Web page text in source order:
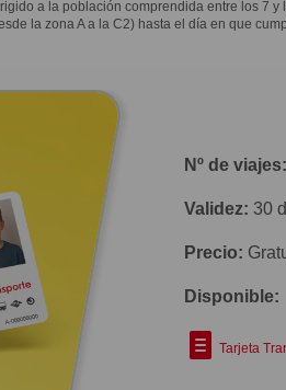
a la población comprendida entre los 7
la zona A a la C2) hasta el día en que
Nº de viajes:
Validez: 30
Precio:
Disponible:
Tarjeta